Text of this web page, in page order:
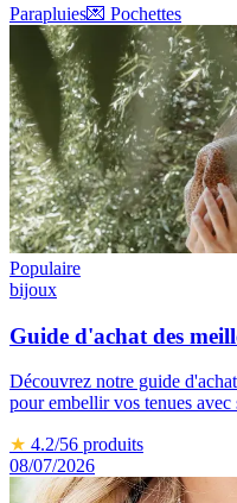
Parapluies💌 Pochettes
Populaire
bijoux
Guide d'achat des
Découvrez notre guide
pour embellir vos tenues avec
★ 4.2/56 produits
08/07/2026